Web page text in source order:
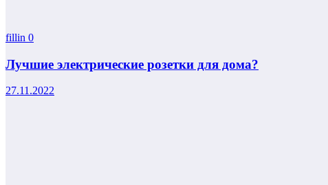
fillin 0
Лучшие электрические розетки для дома?
27.11.2022